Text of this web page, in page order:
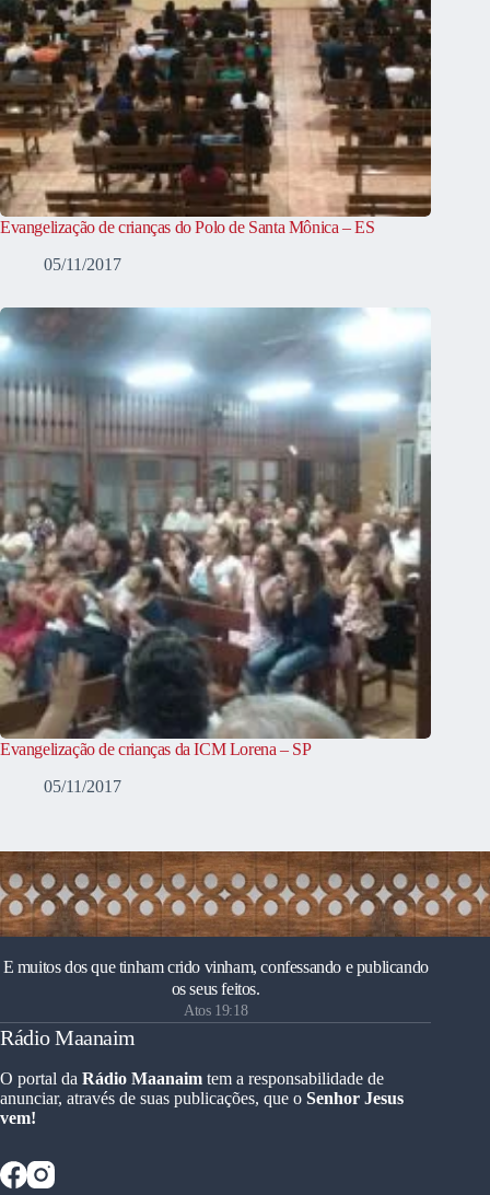
Evangelização de crianças do Polo de Santa Mônica – ES
05/11/2017
Evangelização de crianças da ICM Lorena – SP
05/11/2017
E muitos dos que tinham crido vinham, confessando e publicando
os seus feitos.
Atos 19:18
Rádio Maanaim
O portal da Rádio Maanaim tem a responsabilidade de
anunciar, através de suas publicações, que o Senhor Jesus
vem!